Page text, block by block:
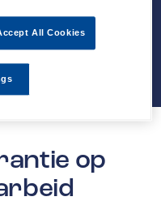
op
All Cookies